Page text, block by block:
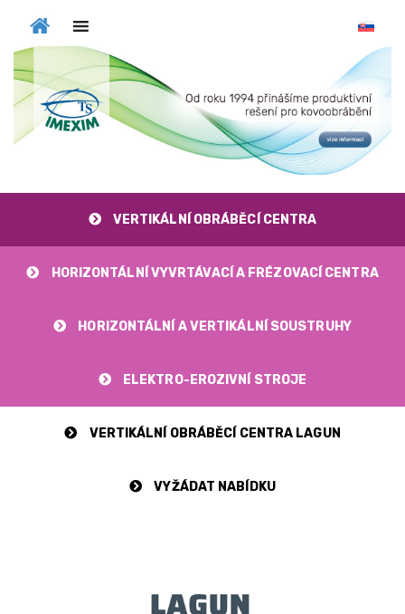
MENU
VERTIKÁLNÍ OBRÁBĚCÍ CENTRA
HORIZONTÁLNÍ VYVRTÁVACÍ A FRÉZOVACÍ CENTRA
HORIZONTÁLNÍ A VERTIKÁLNÍ SOUSTRUHY
ELEKTRO-EROZIVNÍ STROJE
VERTIKÁLNÍ OBRÁBĚCÍ CENTRA LAGUN
VYŽÁDAT NABÍDKU